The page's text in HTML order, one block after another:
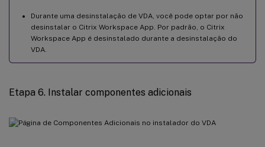
Durante uma desinstalação de VDA, você pode optar por não
desinstalar o Citrix Workspace App. Por padrão, o Citrix
Workspace App é desinstalado durante a desinstalação do
VDA.
Etapa 6. Instalar componentes adicionais